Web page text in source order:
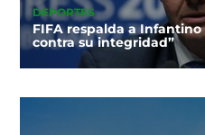
DEPORTES
FIFA respalda a
contra su integridad”